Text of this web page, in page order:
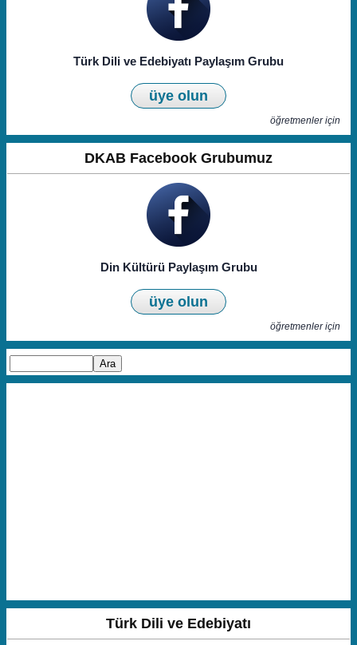
Türk Dili ve Edebiyatı Paylaşım Grubu
üye olun
öğretmenler için
DKAB Facebook Grubumuz
Din Kültürü Paylaşım Grubu
üye olun
öğretmenler için
Türk Dili ve Edebiyatı